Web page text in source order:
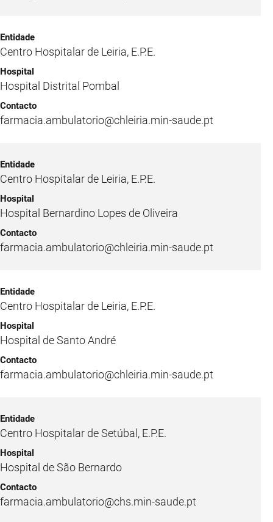
Centro Hospitalar de Leiria, E.P.E.
Hospital Distrital Pombal
farmacia.ambulatorio@chleiria.min-saude.pt
Centro Hospitalar de Leiria, E.P.E.
Hospital Bernardino Lopes de Oliveira
farmacia.ambulatorio@chleiria.min-saude.pt
Centro Hospitalar de Leiria, E.P.E.
Hospital de Santo André
farmacia.ambulatorio@chleiria.min-saude.pt
Centro Hospitalar de Setúbal, E.P.E.
Hospital de São Bernardo
farmacia.ambulatorio@chs.min-saude.pt